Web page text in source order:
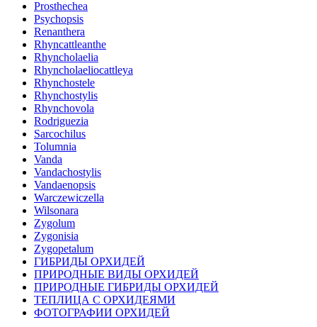
Prosthechea
Psychopsis
Renanthera
Rhyncattleanthe
Rhyncholaelia
Rhyncholaeliocattleya
Rhynchostele
Rhynchostylis
Rhynchovola
Rodriguezia
Sarcochilus
Tolumnia
Vanda
Vandachostylis
Vandaenopsis
Warczewiczella
Wilsonara
Zygolum
Zygonisia
Zygopetalum
ГИБРИДЫ ОРХИДЕЙ
ПРИРОДНЫЕ ВИДЫ ОРХИДЕЙ
ПРИРОДНЫЕ ГИБРИДЫ ОРХИДЕЙ
ТЕПЛИЦА С ОРХИДЕЯМИ
ФОТОГРАФИИ ОРХИДЕЙ